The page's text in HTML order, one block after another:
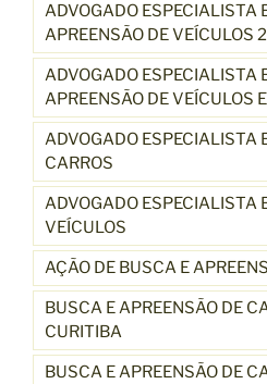
ADVOGADO ESPECIALISTA
APREENSÃO DE VEÍCULOS
ADVOGADO ESPECIALISTA
APREENSÃO DE VEÍCULOS
ADVOGADO ESPECIALISTA
CARROS
ADVOGADO ESPECIALISTA
VEÍCULOS
AÇÃO DE BUSCA E
BUSCA E APREENSÃO DE
CURITIBA
BUSCA E APREENSÃO DE